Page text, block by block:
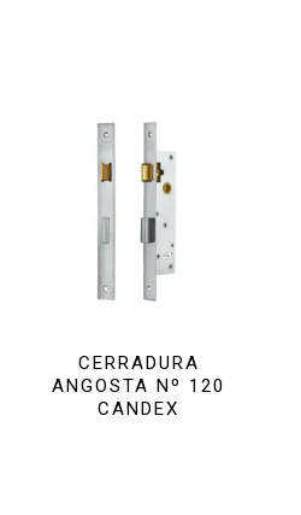
CERRADURA
ANGOSTA Nº 120
CANDEX